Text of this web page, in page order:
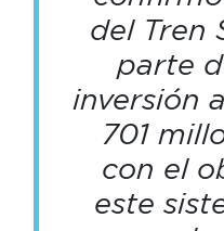
del Tren
parte
inversión
701
con el
este